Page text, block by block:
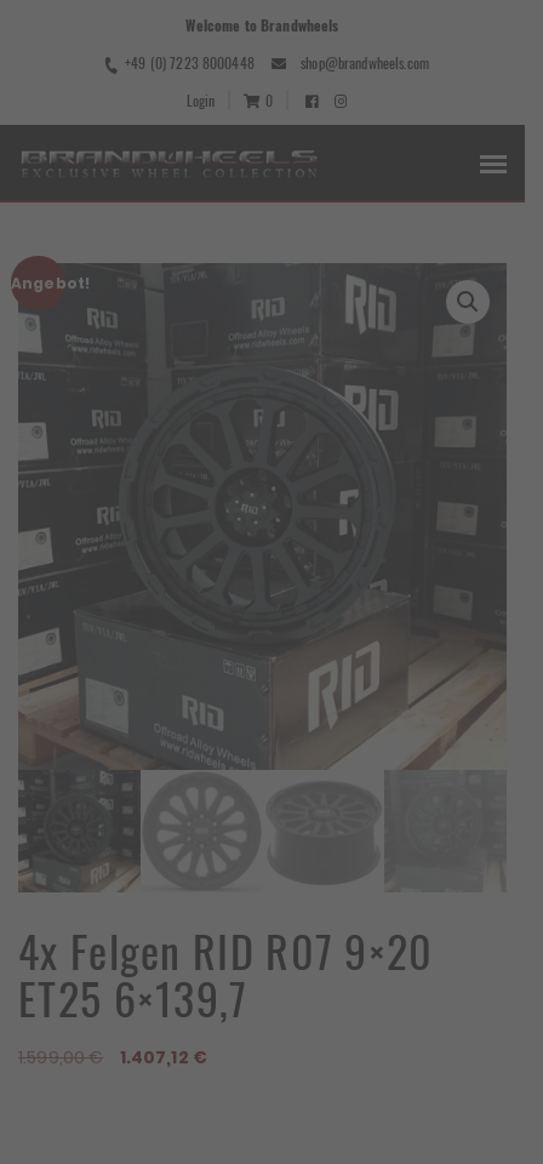
Welcome to Brandwheels
+49 (0) 7223 8000448
shop@brandwheels.com
Login
0
Angebot!
4x Felgen RID R07 9×20
ET25 6×139,7
1.599,00€
Ursprünglicher
1.407,12 €Aktueller